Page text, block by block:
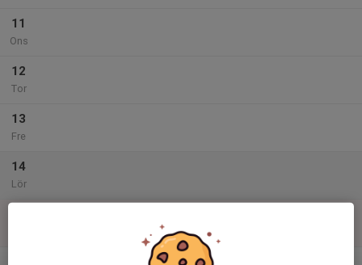
11
Ons
12
Tor
13
Fre
14
Lör
v.47